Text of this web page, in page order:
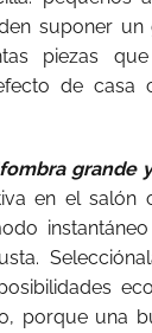
suponer un
piezas
de casa
grande
en el salón
porque una